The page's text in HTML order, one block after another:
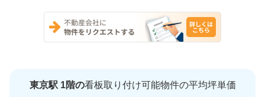
東京駅 1階の看板取り付け可能物件の平均坪単価